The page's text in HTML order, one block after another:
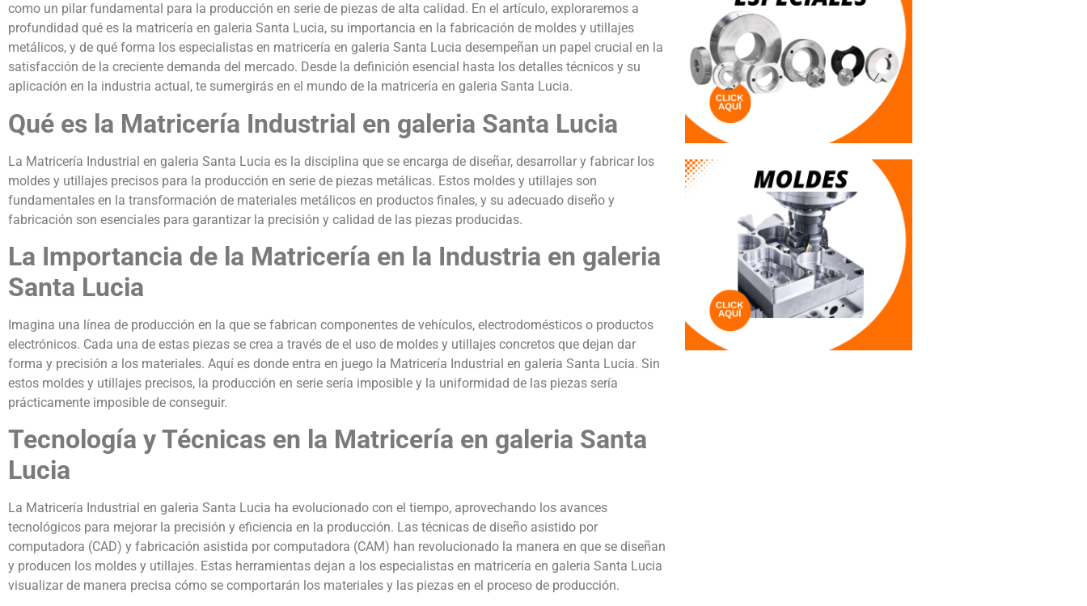
como un pilar fundamental para la producción en serie de piezas de alta calidad. En el artículo, exploraremos a
profundidad qué es la matricería en galeria Santa Lucia, su importancia en la fabricación de moldes y utillajes
metálicos, y de qué forma los especialistas en matricería en galeria Santa Lucia desempeñan un papel crucial en la
satisfacción de la creciente demanda del mercado. Desde la definición esencial hasta los detalles técnicos y su
aplicación en la industria actual, te sumergirás en el mundo de la matricería en galeria Santa Lucia.
Qué es la Matricería Industrial en galeria Santa Lucia
La Matricería Industrial en galeria Santa Lucia es la disciplina que se encarga de diseñar, desarrollar y fabricar los
moldes y utillajes precisos para la producción en serie de piezas metálicas. Estos moldes y utillajes son
fundamentales en la transformación de materiales metálicos en productos finales, y su adecuado diseño y
fabricación son esenciales para garantizar la precisión y calidad de las piezas producidas.
La Importancia de la Matricería en la Industria en galeria
Santa Lucia
Imagina una línea de producción en la que se fabrican componentes de vehículos, electrodomésticos o productos
electrónicos. Cada una de estas piezas se crea a través de el uso de moldes y utillajes concretos que dejan dar
forma y precisión a los materiales. Aquí es donde entra en juego la Matricería Industrial en galeria Santa Lucia. Sin
estos moldes y utillajes precisos, la producción en serie sería imposible y la uniformidad de las piezas sería
prácticamente imposible de conseguir.
Tecnología y Técnicas en la Matricería en galeria Santa
Lucia
La Matricería Industrial en galeria Santa Lucia ha evolucionado con el tiempo, aprovechando los avances
tecnológicos para mejorar la precisión y eficiencia en la producción. Las técnicas de diseño asistido por
computadora (CAD) y fabricación asistida por computadora (CAM) han revolucionado la manera en que se diseñan
y producen los moldes y utillajes. Estas herramientas dejan a los especialistas en matricería en galeria Santa Lucia
visualizar de manera precisa cómo se comportarán los materiales y las piezas en el proceso de producción.